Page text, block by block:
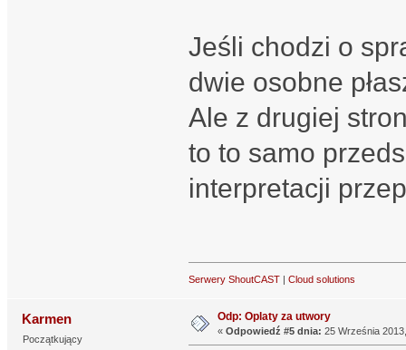
Jeśli chodzi o
dwie osobne
Ale z drugiej
to to samo
interpretacji
Serwery ShoutCAST| Cloud solutions
Karmen
Początkujący
Odp: Oplaty za utwory
« Odpowiedź #5 dnia: 25 Września